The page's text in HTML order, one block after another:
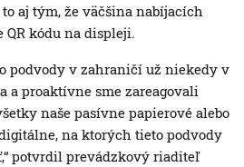
aj tým, že väčšina nabíjacích
QR kódu na displeji.
podvody v zahraničí už niekedy v
a proaktívne sme zareagovali
naše pasívne papierové alebo
na ktorých tieto podvody
potvrdil prevádzkový riaditeľ